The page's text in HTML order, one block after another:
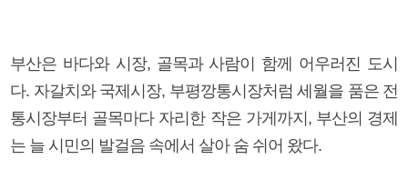
부산은 바다와 시장, 골목과 사람이 함께 어우러진 도시
다. 자갈치와 국제시장, 부평깡통시장처럼 세월을 품은 전
통시장부터 골목마다 자리한 작은 가게까지, 부산의 경제
는 늘 시민의 발걸음 속에서 살아 숨 쉬어 왔다.